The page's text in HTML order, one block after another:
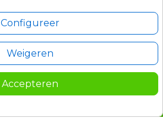
Configureer
Weigeren
Accepteren